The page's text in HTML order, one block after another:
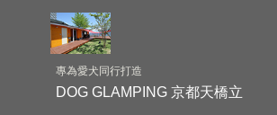
專為愛犬同行打造
DOG GLAMPING 京都天橋立